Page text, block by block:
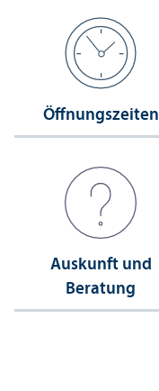
Öffnungs­zeiten
Auskunft und
Beratung